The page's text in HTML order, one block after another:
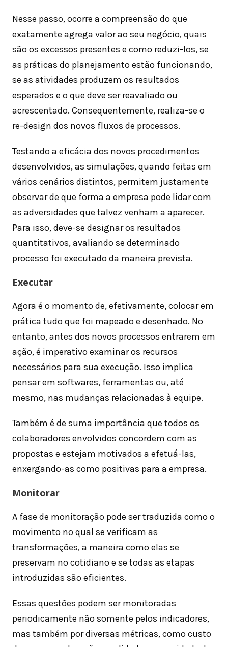
Nesse passo, ocorre a compreensão do que
exatamente agrega valor ao seu negócio, quais
são os excessos presentes e como reduzi-los, se
as práticas do planejamento estão funcionando,
se as atividades produzem os resultados
esperados e o que deve ser reavaliado ou
acrescentado. Consequentemente, realiza-se o
re-design dos novos fluxos de processos.
Testando a eficácia dos novos procedimentos
desenvolvidos, as simulações, quando feitas em
vários cenários distintos, permitem justamente
observar de que forma a empresa pode lidar com
as adversidades que talvez venham a aparecer.
Para isso, deve-se designar os resultados
quantitativos, avaliando se determinado
processo foi executado da maneira prevista.
Executar
Agora é o momento de, efetivamente, colocar em
prática tudo que foi mapeado e desenhado. No
entanto, antes dos novos processos entrarem em
ação, é imperativo examinar os recursos
necessários para sua execução. Isso implica
pensar em softwares, ferramentas ou, até
mesmo, nas mudanças relacionadas à equipe.
Também é de suma importância que todos os
colaboradores envolvidos concordem com as
propostas e estejam motivados a efetuá-las,
enxergando-as como positivas para a empresa.
Monitorar
A fase de monitoração pode ser traduzida como o
movimento no qual se verificam as
transformações, a maneira como elas se
preservam no cotidiano e se todas as etapas
introduzidas são eficientes.
Essas questões podem ser monitoradas
periodicamente não somente pelos indicadores,
mas também por diversas métricas, como custo